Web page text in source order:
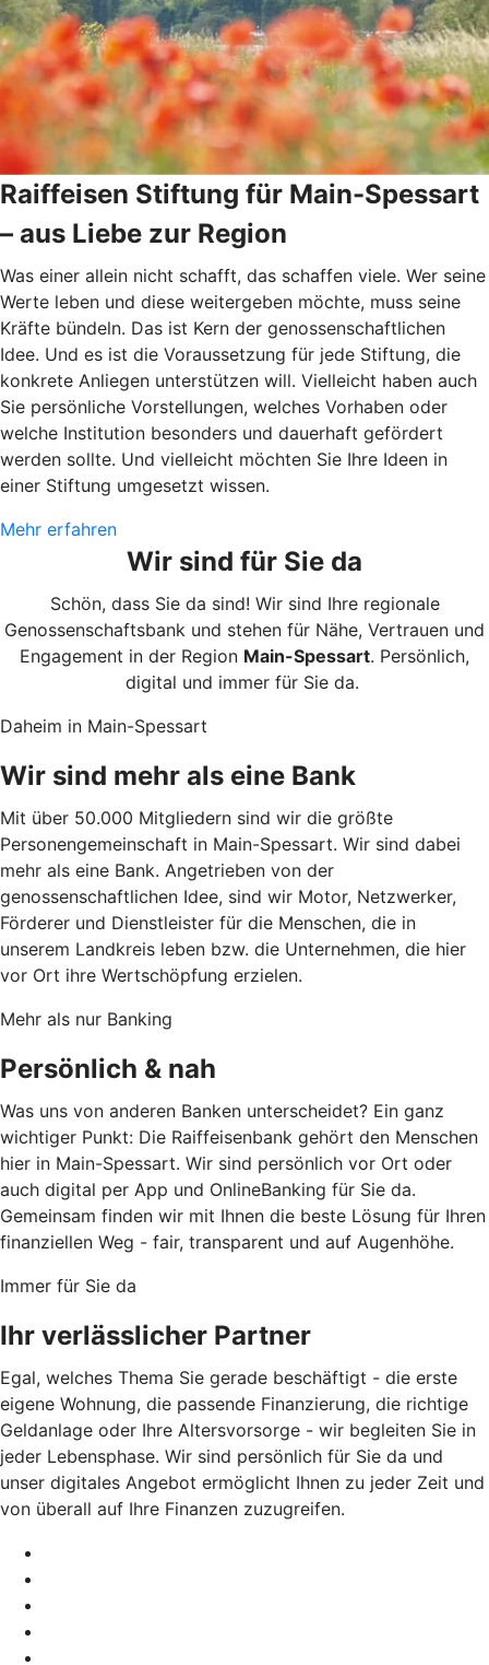
Raiffeisen Stiftung für Main-Spessart
– aus Liebe zur Region
Was einer allein nicht schafft, das schaffen viele. Wer seine
Werte leben und diese weitergeben möchte, muss seine
Kräfte bündeln. Das ist Kern der genossenschaftlichen
Idee. Und es ist die Voraussetzung für jede Stiftung, die
konkrete Anliegen unterstützen will. Vielleicht haben auch
Sie persönliche Vorstellungen, welches Vorhaben oder
welche Institution besonders und dauerhaft gefördert
werden sollte. Und vielleicht möchten Sie Ihre Ideen in
einer Stiftung umgesetzt wissen.
Mehr erfahren
Wir sind für Sie da
Schön, dass Sie da sind! Wir sind Ihre regionale
Genossenschaftsbank und stehen für Nähe, Vertrauen und
Engagement in der Region Main-Spessart. Persönlich,
digital und immer für Sie da.
Daheim in Main-Spessart
Wir sind mehr als eine Bank
Mit über 50.000 Mitgliedern sind wir die größte
Personengemeinschaft in Main-Spessart. Wir sind dabei
mehr als eine Bank. Angetrieben von der
genossenschaftlichen Idee, sind wir Motor, Netzwerker,
Förderer und Dienstleister für die Menschen, die in
unserem Landkreis leben bzw. die Unternehmen, die hier
vor Ort ihre Wertschöpfung erzielen.
Mehr als nur Banking
Persönlich & nah
Was uns von anderen Banken unterscheidet? Ein ganz
wichtiger Punkt: Die Raiffeisenbank gehört den Menschen
hier in Main-Spessart. Wir sind persönlich vor Ort oder
auch digital per App und OnlineBanking für Sie da.
Gemeinsam finden wir mit Ihnen die beste Lösung für Ihren
finanziellen Weg - fair, transparent und auf Augenhöhe.
Immer für Sie da
Ihr verlässlicher Partner
Egal, welches Thema Sie gerade beschäftigt - die erste
eigene Wohnung, die passende Finanzierung, die richtige
Geldanlage oder Ihre Altersvorsorge - wir begleiten Sie in
jeder Lebensphase. Wir sind persönlich für Sie da und
unser digitales Angebot ermöglicht Ihnen zu jeder Zeit und
von überall auf Ihre Finanzen zuzugreifen.